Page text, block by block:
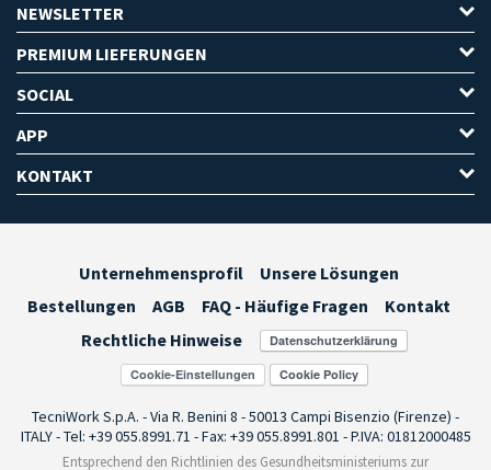
NEWSLETTER
PREMIUM LIEFERUNGEN
SOCIAL
APP
KONTAKT
Unternehmensprofil
Unsere Lösungen
Bestellungen
AGB FAQ - Häufige Fragen
Kontakt
Rechtliche Hinweise
Cookie-Einstellungen
TecniWork S.p.A. - Via R. Benini 8 - 50013 Campi Bisenzio (Firenze) -
ITALY - Tel: +39 055.8991.71 - Fax: +39 055.8991.801 - P.IVA: 01812000485
Entsprechend den Richtlinien des Gesundheitsministeriums zur